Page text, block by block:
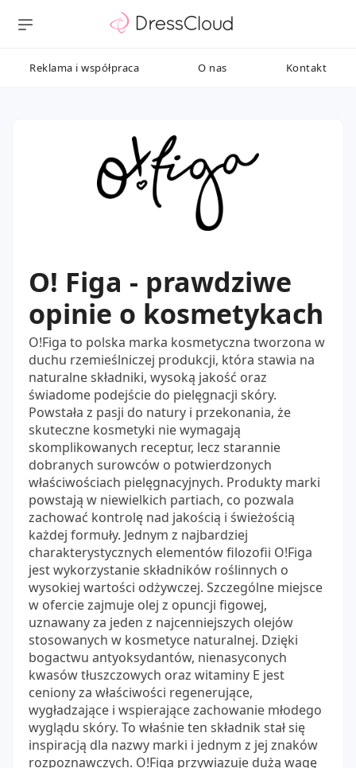
Reklama i współpraca O nas Kontakt
O! Figa - prawdziwe
opinie o kosmetykach
O!Figa to polska marka kosmetyczna tworzona w
duchu rzemieślniczej produkcji, która stawia na
naturalne składniki, wysoką jakość oraz
świadome podejście do pielęgnacji skóry.
Powstała z pasji do natury i przekonania, że
skuteczne kosmetyki nie wymagają
skomplikowanych receptur, lecz starannie
dobranych surowców o potwierdzonych
właściwościach pielęgnacyjnych. Produkty marki
powstają w niewielkich partiach, co pozwala
zachować kontrolę nad jakością i świeżością
każdej formuły. Jednym z najbardziej
charakterystycznych elementów filozofii O!Figa
jest wykorzystanie składników roślinnych o
wysokiej wartości odżywczej. Szczególne miejsce
w ofercie zajmuje olej z opuncji figowej,
uznawany za jeden z najcenniejszych olejów
stosowanych w kosmetyce naturalnej. Dzięki
bogactwu antyoksydantów, nienasyconych
kwasów tłuszczowych oraz witaminy E jest
ceniony za właściwości regenerujące,
wygładzające i wspierające zachowanie młodego
wyglądu skóry. To właśnie ten składnik stał się
inspiracją dla nazwy marki i jednym z jej znaków
rozpoznawczych. O!Figa przywiązuje dużą wagę